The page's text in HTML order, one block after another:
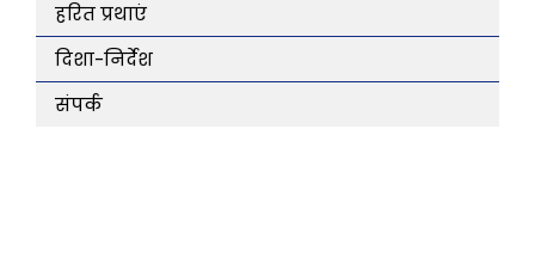
हरित प्रथाएं
दिशा-निर्देश
संपर्क